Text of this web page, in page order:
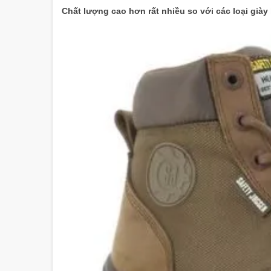
Chất lượng cao hơn rất nhiều so với các loại giày